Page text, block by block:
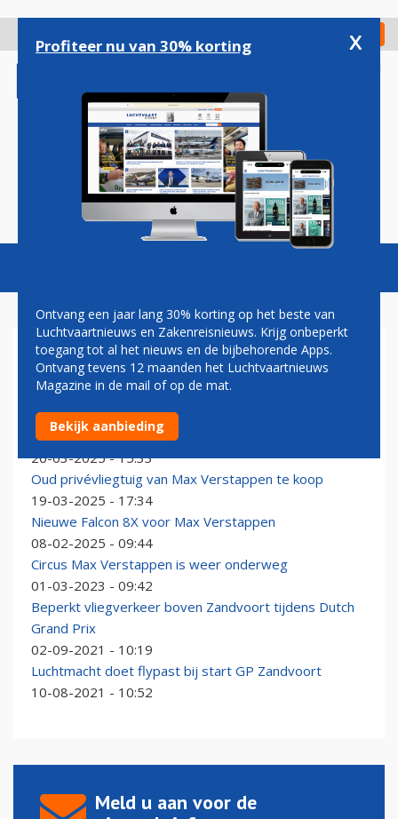
gaan
Check in
Magazine Podcasts Vacatures
MAX VERSTAPPEN
Ex-privéjet Max Verstappen wordt verhuurd door
Nederlands bedrijf Exxaero
26-03-2025 - 15:33
Oud privévliegtuig van Max Verstappen te koop
19-03-2025 - 17:34
Nieuwe Falcon 8X voor Max Verstappen
08-02-2025 - 09:44
Circus Max Verstappen is weer onderweg
01-03-2023 - 09:42
Beperkt vliegverkeer boven Zandvoort tijdens Dutch
Grand Prix
02-09-2021 - 10:19
Luchtmacht doet flypast bij start GP Zandvoort
10-08-2021 - 10:52
Meld u aan voor de
Profiteer nu van 30% korting x
Ontvang een jaar lang 30% korting op het beste van
Luchtvaartnieuws en Zakenreisnieuws. Krijg onbeperkt
toegang tot al het nieuws en de bijbehorende Apps.
Ontvang tevens 12 maanden het Luchtvaartnieuws
Magazine in de mail of op de mat.
Bekijk aanbieding